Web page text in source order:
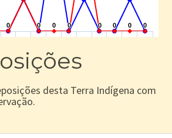
desta Terra Indígena com